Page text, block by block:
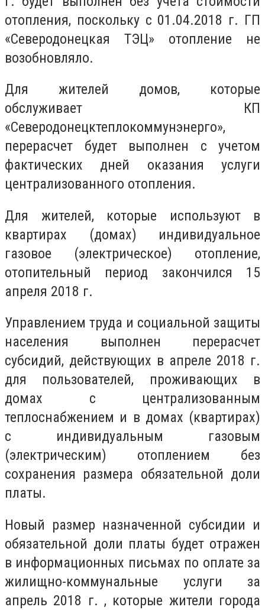
отопления, поскольку с 01.04.2018 г. ГП
«Северодонецкая ТЭЦ» отопление не
возобновляло.
Для жителей домов, которые
обслуживает КП
«Северодонецктеплокоммунэнерго»,
перерасчет будет выполнен с учетом
фактических дней оказания услуги
централизованного отопления.
Для жителей, которые используют в
квартирах (домах) индивидуальное
газовое (электрическое) отопление,
отопительный период закончился 15
апреля 2018 г.
Управлением труда и социальной защиты
населения выполнен перерасчет
субсидий, действующих в апреле 2018 г.
для пользователей, проживающих в
домах с централизованным
теплоснабжением и в домах (квартирах)
с индивидуальным газовым
(электрическим) отоплением без
сохранения размера обязательной доли
платы.
Новый размер назначенной субсидии и
обязательной доли платы будет отражен
в информационных письмах по оплате за
жилищно-коммунальные услуги за
апрель 2018 г. , которые жители города